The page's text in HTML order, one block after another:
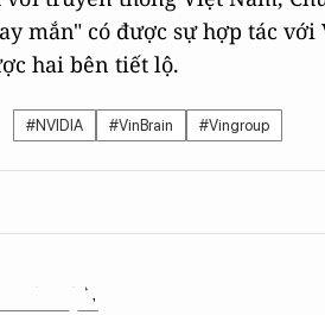
mắn" có được sự hợp tác
hai bên tiết lộ.
#NVIDIA #VinBrain #Vingroup
BẠN